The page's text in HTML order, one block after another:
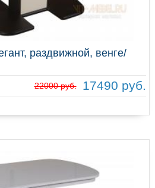
раздвижной, венге/
22000 руб. 17490 руб.